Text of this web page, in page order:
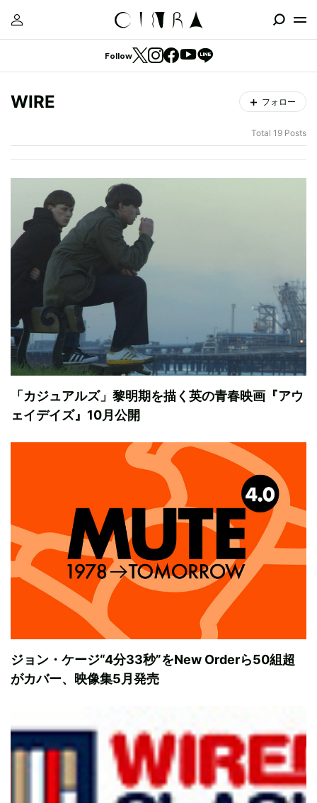
Follow
WIRE フォロー
Total 19 Posts
「カジュアルズ」黎明期を描く英の青春映画『アウ
ェイデイズ』10月公開
ジョン・ケージ“4分33秒”をNew Orderら50組超
がカバー、映像集5月発売